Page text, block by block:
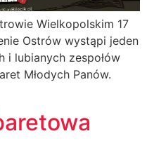
Wielkopolskim 17
Ostrów wystąpi jeden
i lubianych zespołów
Młodych Panów.